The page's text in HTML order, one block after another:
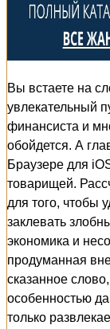
Вы встаете на
увлекательный
финансиста и
обойдется. А
Браузере для
товарищей.
для того, чтобы
заклевать
экономика и
продуманная
сказанное
особенностью
только